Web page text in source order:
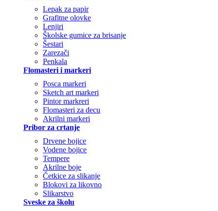
Lepak za papir
Grafitne olovke
Lenjiri
Školske gumice za brisanje
Šestari
Zarezači
Penkala
Flomasteri i markeri
Posca markeri
Sketch art markeri
Pintor markreri
Flomasteri za decu
Akrilni markeri
Pribor za crtanje
Drvene bojice
Vodene bojice
Tempere
Akrilne boje
Četkice za slikanje
Blokovi za likovno
Slikarstvo
Sveske za školu